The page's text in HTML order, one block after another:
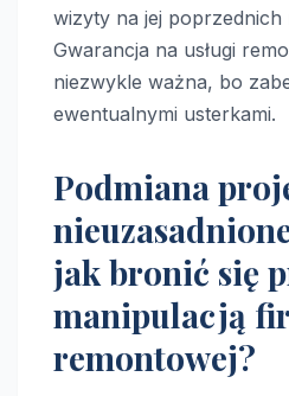
wizyty na jej poprzednich
Gwarancja na usługi
niezwykle ważna, bo
ewentualnymi usterkami.
Podmiana
jak bronić się
manipulacją
remontowej?